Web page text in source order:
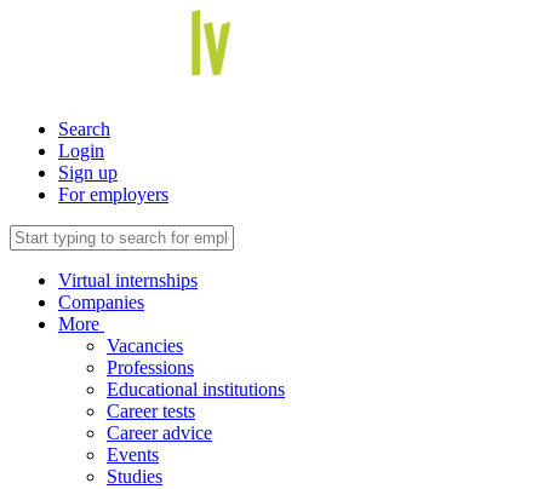
Search
Login
Sign up
For employers
Virtual internships
Companies
More
Vacancies
Professions
Educational institutions
Career tests
Career advice
Events
Studies